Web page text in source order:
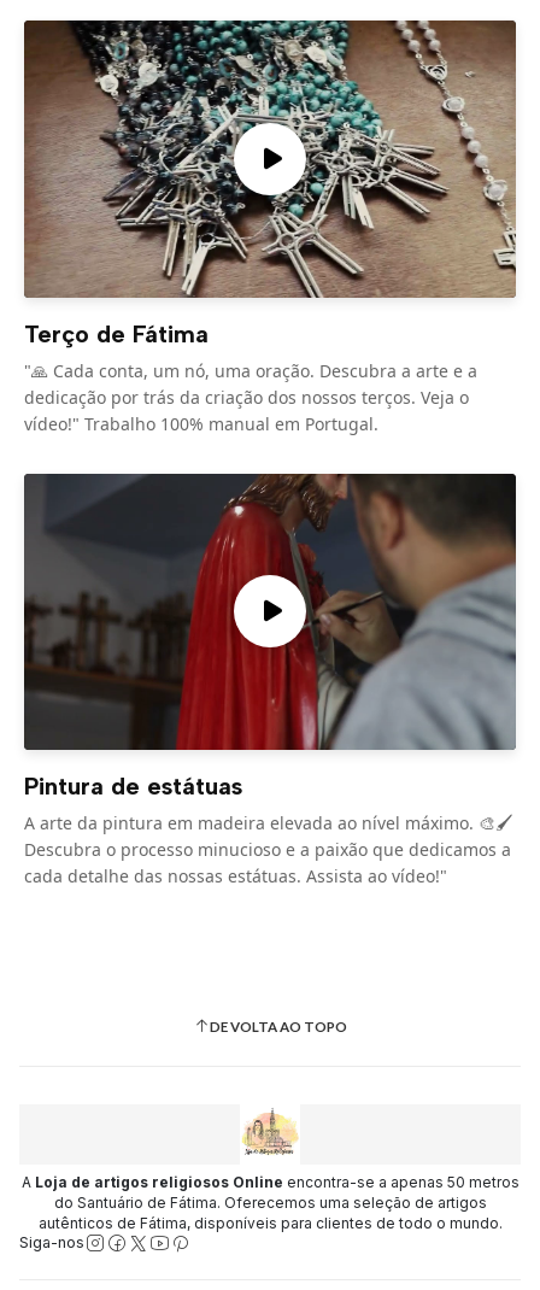
Terço de Fátima
"🙏 Cada conta, um nó, uma oração. Descubra a arte e a
dedicação por trás da criação dos nossos terços. Veja o
vídeo!" Trabalho 100% manual em Portugal.
Pintura de estátuas
A arte da pintura em madeira elevada ao nível máximo. 🎨🖌️
Descubra o processo minucioso e a paixão que dedicamos a
cada detalhe das nossas estátuas. Assista ao vídeo!"
DE VOLTA AO TOPO
A Loja de artigos religiosos Online encontra-se a apenas 50 metros
do Santuário de Fátima. Oferecemos uma seleção de artigos
autênticos de Fátima, disponíveis para clientes de todo o mundo.
Siga-nos